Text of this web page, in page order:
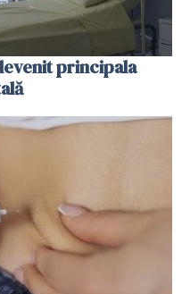
principala